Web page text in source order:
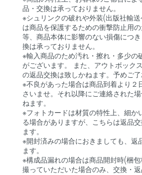
品・交換は承っておりません。
※シュリンクの破れや外装(出版社輸
は商品を保護するための衝撃防止用
等、商品本体に影響のない損傷につ
換は承っておりません。
※輸入商品のため汚れ・擦れ・多少の
がございます。 また、アウトボック
の返品交換は致しかねます。予めご了
※不良があった場合は商品到着より２
さいませ。それ以降にご連絡された
ねます。
※フォトカードは材質の特性上、細か
る場合がありますが、こちらは返品
ます。
※開封済みの場合におきましても、返
ます。
※構成品漏れの場合は商品開封時(梱
撮っていただいた場合のみ、交換・